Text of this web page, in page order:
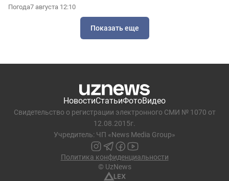
Погода7 августа 12:10
Показать еще
НовостиСтатьиФотоВидео
Свидетельство о регистрации электронного СМИ № 1070 от
12.08.2015г.
Учредитель: ЧП «News Media Group»
Политика конфиденциальности
© UzNews